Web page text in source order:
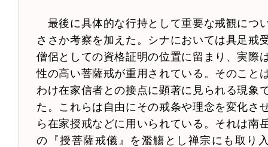
最後に具体的な行持として重要な戒観につ
ささか考察を加えた。シナにおいては具足戒
僧侶としての資格証明の位置に留まり、実際
性の高い菩薩戒が重用されている。そのこと
わけ在家信者との接点に顕著に見られる現象
た。これらは自由にその戒条や理念を変化さ
ら在家授戒などに用いられている。それは南
の『授菩薩戒儀』を濫觴とし禅宗にも取り